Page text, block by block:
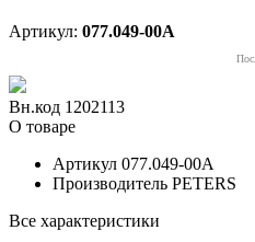
Артикул: 077.049-00A
Вн.код 1202113
О товаре
Артикул 077.049-00A
Производитель PETERS
Все характеристики